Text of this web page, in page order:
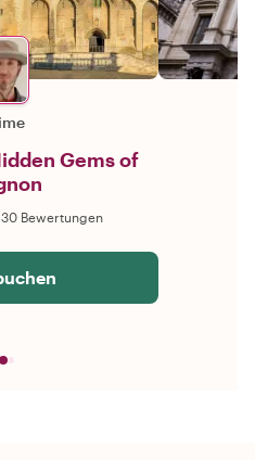
Gems of
30 Bewertungen